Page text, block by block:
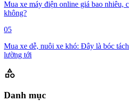
Mua xe máy điện online giá bao nhiêu,
không?
05
Mua xe dễ, nuôi xe khó: Đây là bóc
lường tới
category
Danh mục